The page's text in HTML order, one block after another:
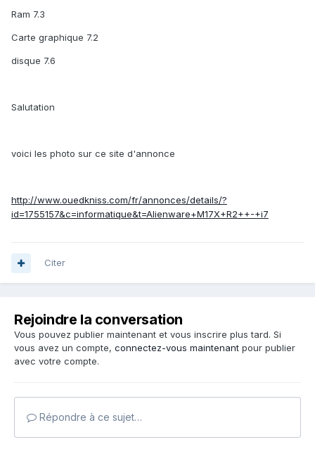
Ram 7.3
Carte graphique 7.2
disque 7.6
Salutation
voici les photo sur ce site d'annonce
http://www.ouedkniss.com/fr/annonces/details/?
id=1755157&c=informatique&t=Alienware+M17X+R2++-+i7
Citer
Rejoindre la conversation
Vous pouvez publier maintenant et vous inscrire plus tard. Si
vous avez un compte, connectez-vous maintenant pour publier
avec votre compte.
Répondre à ce sujet…